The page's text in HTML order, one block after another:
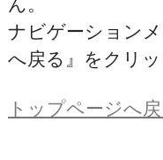
ん。
ナビゲーション
へ戻る』をクリ
トップページへ